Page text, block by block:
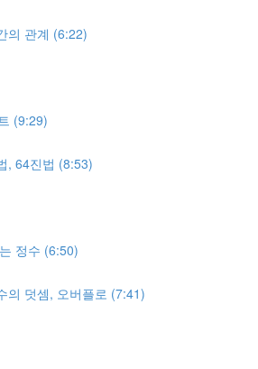
의 관계 (6:22)
(9:29)
, 64진법 (8:53)
정수 (6:50)
의 덧셈, 오버플로 (7:41)